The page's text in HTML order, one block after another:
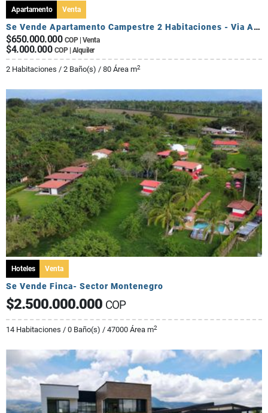
Apartamento Venta
Se Vende Apartamento Campestre 2 Habitaciones - Via Al Caimo
$650.000.000 COP | Venta
$4.000.000 COP | Alquiler
2 Habitaciones / 2 Baño(s) / 80 Área m2
Hoteles Venta
Se Vende Finca- Sector Montenegro
$2.500.000.000 COP
14 Habitaciones / 0 Baño(s) / 47000 Área m2